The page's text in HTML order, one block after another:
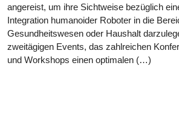
angereist, um ihre Sichtweise bezüglich
Integration humanoider Roboter in die
Gesundheitswesen oder Haushalt
zweitägigen Events, das zahlreichen
und Workshops einen optimalen (…)